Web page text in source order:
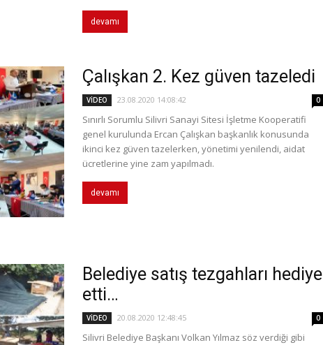
devamı
Çalışkan 2. Kez güven tazeledi
VİDEO 23.08.2020 14:08:42 0
Sınırlı Sorumlu Silivri Sanayi Sitesi İşletme Kooperatifi
genel kurulunda Ercan Çalışkan başkanlık konusunda
ikinci kez güven tazelerken, yönetimi yenilendi, aidat
ücretlerine yine zam yapılmadı.
devamı
Belediye satış tezgahları hediye
etti…
VİDEO 20.08.2020 12:48:45 0
Silivri Belediye Başkanı Volkan Yılmaz söz verdiği gibi